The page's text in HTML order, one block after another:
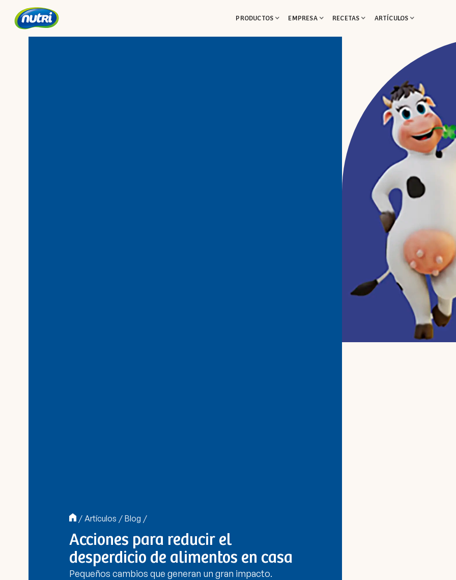
PRODUCTOS EMPRESA RECETAS ARTÍCULOS
/ Artículos / Blog /
Acciones para reducir el
desperdicio de alimentos en casa
Pequeños cambios que generan un gran impacto.